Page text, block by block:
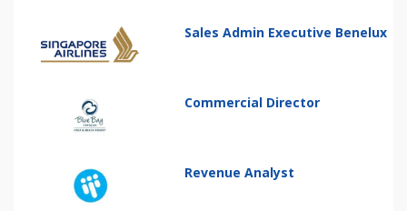
Sales Admin Executive Benelux
Commercial Director
Revenue Analyst